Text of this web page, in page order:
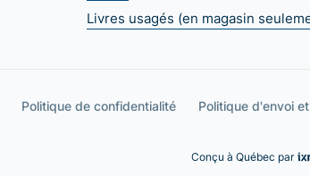
Livres usagés (en magasin
Politique de confidentialité Politique d'envoi
Conçu à Québec par